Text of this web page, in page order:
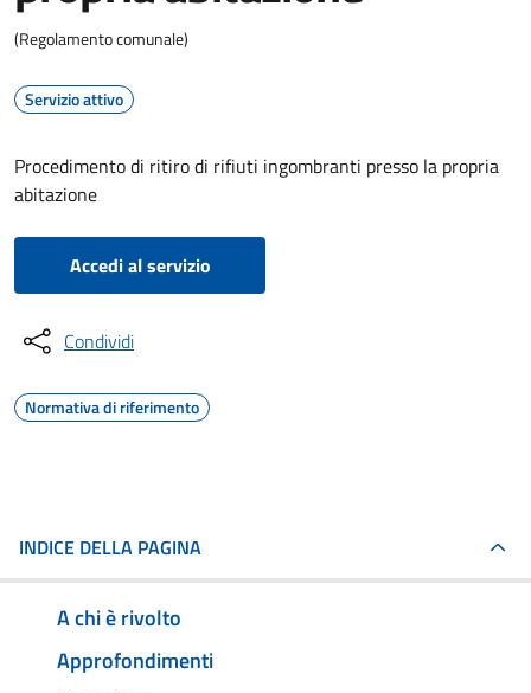
(Regolamento comunale)
Servizio attivo
Procedimento di ritiro di rifiuti ingombranti presso la propria
abitazione
Accedi al servizio
Condividi
Normativa di riferimento
INDICE DELLA PAGINA
A chi è rivolto
Approfondimenti